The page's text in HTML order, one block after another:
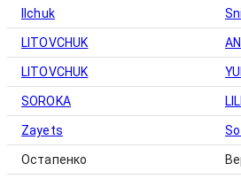
Ilchuk
LITOVCHUK
LITOVCHUK
SOROKA
Zayets
Остапенко